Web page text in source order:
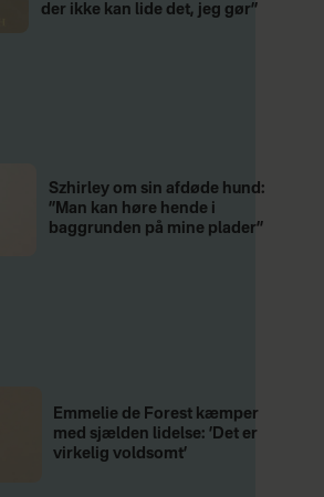
der ikke kan lide det, jeg gør”
Szhirley om sin afdøde hund:
”Man kan høre hende i
baggrunden på mine plader”
Emmelie de Forest kæmper
med sjælden lidelse: ’Det er
virkelig voldsomt’